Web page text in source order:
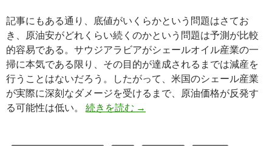
記事にもある通り、底値がいくらかという問題はさてお
き、原油安がどれくらい続くのかという問題は予測が比較
的容易である。サウジアラビアがシェールオイル産業の一
掃に本気である限り、その目的が達成されるまでは減産を
行うことはないだろう。したがって、米国のシェール産業
が実際に深刻なダメージを受けるまで、原油価格が反発す
る可能性は低い。 続きを読む 原油安はいつまで続くのか？
→